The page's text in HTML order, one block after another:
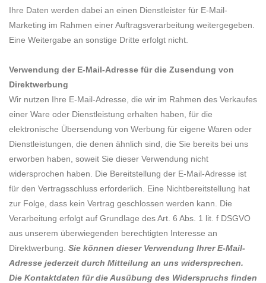
Ihre Daten werden dabei an einen Dienstleister für E-Mail-
Marketing im Rahmen einer Auftragsverarbeitung weitergegeben.
Eine Weitergabe an sonstige Dritte erfolgt nicht.
Verwendung der E-Mail-Adresse für die Zusendung von
Direktwerbung
Wir nutzen Ihre E-Mail-Adresse, die wir im Rahmen des Verkaufes
einer Ware oder Dienstleistung erhalten haben, für die
elektronische Übersendung von Werbung für eigene Waren oder
Dienstleistungen, die denen ähnlich sind, die Sie bereits bei uns
erworben haben, soweit Sie dieser Verwendung nicht
widersprochen haben. Die Bereitstellung der E-Mail-Adresse ist
für den Vertragsschluss erforderlich. Eine Nichtbereitstellung hat
zur Folge, dass kein Vertrag geschlossen werden kann. Die
Verarbeitung erfolgt auf Grundlage des Art. 6 Abs. 1 lit. f DSGVO
aus unserem überwiegenden berechtigten Interesse an
Direktwerbung. Sie können dieser Verwendung Ihrer E-Mail-
Adresse jederzeit durch Mitteilung an uns widersprechen.
Die Kontaktdaten für die Ausübung des Widerspruchs finden